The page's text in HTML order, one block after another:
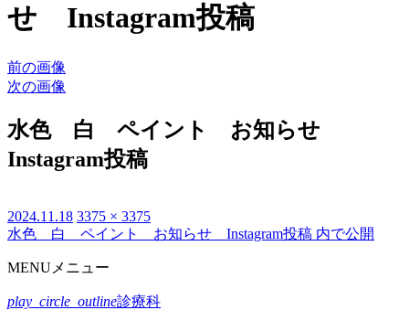
せ Instagram投稿
前の画像
次の画像
水色 白 ペイント お知らせ
Instagram投稿
投
稿
2024.11.18 フ
ル
イ
3375 × 3375
投
稿
ナ
水色 白 ペイント お知らせ Instagram投稿 内で公開
MENU メニュー
play_circle_outline診療科